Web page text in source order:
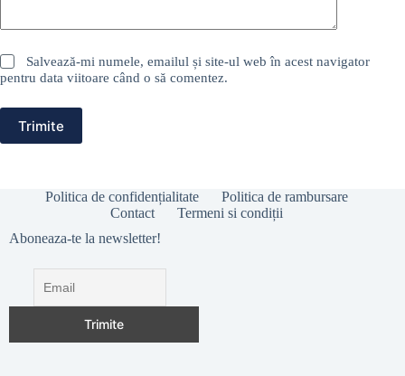
Salvează-mi numele, emailul și site-ul web în acest navigator
pentru data viitoare când o să comentez.
Trimite
Politica de confidențialitate
Politica de rambursare
Contact
Termeni si condiții
Aboneaza-te la newsletter!